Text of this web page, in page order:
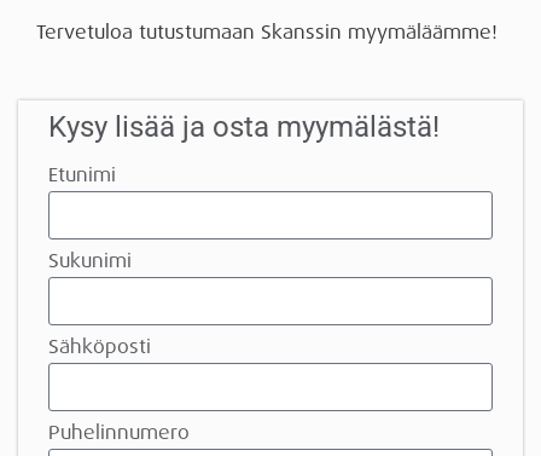
Tervetuloa tutustumaan Skanssin myymäläämme!
Kysy lisää ja osta myymälästä!
Etunimi
Sukunimi
Sähköposti
Puhelinnumero